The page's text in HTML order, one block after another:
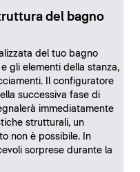
del bagno
del tuo bagno
gli elementi della stanza,
Il configuratore
successiva fase di
immediatamente
strutturali, un
non è possibile. In
sorprese durante la